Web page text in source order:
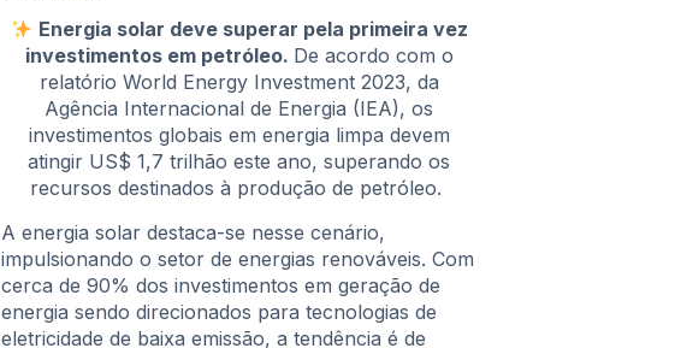
Energia solar deve superar pela primeira vez
investimentos em petróleo. De acordo com o
relatório World Energy Investment 2023, da
Agência Internacional de Energia (IEA), os
investimentos globais em energia limpa devem
atingir US$ 1,7 trilhão este ano, superando os
recursos destinados à produção de petróleo.
A energia solar destaca-se nesse cenário,
impulsionando o setor de energias renováveis. Com
cerca de 90% dos investimentos em geração de
energia sendo direcionados para tecnologias de
eletricidade de baixa emissão, a tendência é de